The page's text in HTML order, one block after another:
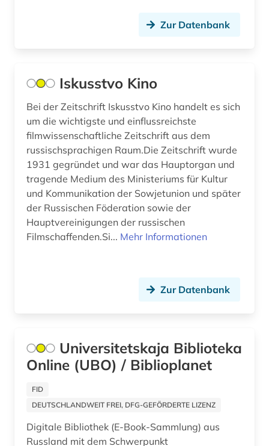
russisch-orthodoxe kirche (1)
russische föderation (1)
russische literatur (1)
russland (93)
russland bibliothek bibliographie (1)
russland forschungseinrichtung bibliographie
(1)
russland wissenschaft technik bibliographie
sammlung (2)
sankt petersburg (2)
Zur Datenbank
Iskusstvo Kino
Bei der Zeitschrift Iskusstvo Kino handelt es sich
um die wichtigste und einflussreichste
filmwissenschaftliche Zeitschrift aus dem
russischsprachigen Raum.Die Zeitschrift wurde
1931 gegründet und war das Hauptorgan und
tragende Medium des Ministeriums für Kultur
und Kommunikation der Sowjetunion und später
der Russischen Föderation sowie der
Hauptvereinigungen der russischen
Filmschaffenden.Si... Mehr Informationen
Zur Datenbank
Universitetskaja Biblioteka
Online (UBO) / Biblioplanet
FID
DEUTSCHLANDWEIT FREI, DFG-GEFÖRDERTE LIZENZ
Digitale Bibliothek (E-Book-Sammlung) aus
Russland mit dem Schwerpunkt